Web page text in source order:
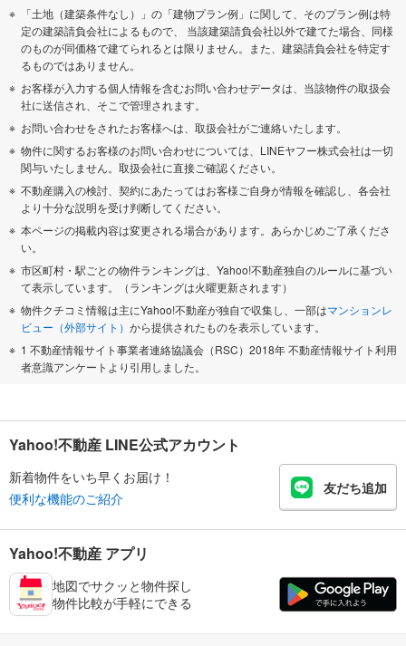
「土地（建築条件なし）」の「建物プラン例」に関して、そのプラン例は特
定の建築請負会社によるもので、 当該建築請負会社以外で建てた場合、同様
のものが同価格で建てられるとは限りません。また、建築請負会社を特定す
るものではありません。
お客様が入力する個人情報を含むお問い合わせデータは、当該物件の取扱会
社に送信され、そこで管理されます。
お問い合わせをされたお客様へは、取扱会社がご連絡いたします。
物件に関するお客様のお問い合わせについては、LINEヤフー株式会社は一切
関与いたしません。取扱会社に直接ご確認ください。
不動産購入の検討、契約にあたってはお客様ご自身が情報を確認し、各会社
より十分な説明を受け判断してください。
本ページの掲載内容は変更される場合があります。あらかじめご了承くださ
い。
市区町村・駅ごとの物件ランキングは、Yahoo!不動産独自のルールに基づい
て表示しています。（ランキングは火曜更新されます）
物件クチコミ情報は主にYahoo!不動産が独自で収集し、一部はマンションレ
ビュー（外部サイト） から提供されたものを表示しています。
1 不動産情報サイト事業者連絡協議会（RSC）2018年 不動産情報サイト利用
者意識アンケートより引用しました。
Yahoo!不動産 LINE公式アカウント
新着物件をいち早くお届け！
便利な機能のご紹介
友だち追加
Yahoo!不動産 アプリ
地図でサクッと物件探し
物件比較が手軽にできる